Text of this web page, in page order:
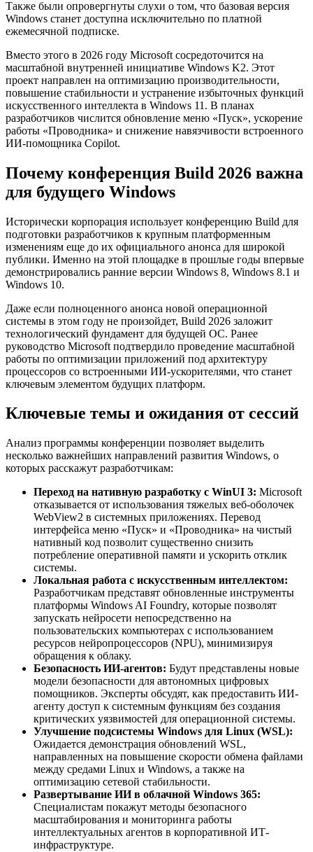
Также были опровергнуты слухи о том, что базовая версия
Windows станет доступна исключительно по платной
ежемесячной подписке.
Вместо этого в 2026 году Microsoft сосредоточится на
масштабной внутренней инициативе Windows K2. Этот
проект направлен на оптимизацию производительности,
повышение стабильности и устранение избыточных функций
искусственного интеллекта в Windows 11. В планах
разработчиков числится обновление меню «Пуск», ускорение
работы «Проводника» и снижение навязчивости встроенного
ИИ-помощника Copilot.
Почему конференция Build 2026 важна
для будущего Windows
Исторически корпорация использует конференцию Build для
подготовки разработчиков к крупным платформенным
изменениям еще до их официального анонса для широкой
публики. Именно на этой площадке в прошлые годы впервые
демонстрировались ранние версии Windows 8, Windows 8.1 и
Windows 10.
Даже если полноценного анонса новой операционной
системы в этом году не произойдет, Build 2026 заложит
технологический фундамент для будущей ОС. Ранее
руководство Microsoft подтвердило проведение масштабной
работы по оптимизации приложений под архитектуру
процессоров со встроенными ИИ-ускорителями, что станет
ключевым элементом будущих платформ.
Ключевые темы и ожидания от сессий
Анализ программы конференции позволяет выделить
несколько важнейших направлений развития Windows, о
которых расскажут разработчикам:
Переход на нативную разработку с WinUI 3: Microsoft
отказывается от использования тяжелых веб-оболочек
WebView2 в системных приложениях. Перевод
интерфейса меню «Пуск» и «Проводника» на чистый
нативный код позволит существенно снизить
потребление оперативной памяти и ускорить отклик
системы.
Локальная работа с искусственным интеллектом:
Разработчикам представят обновленные инструменты
платформы Windows AI Foundry, которые позволят
запускать нейросети непосредственно на
пользовательских компьютерах с использованием
ресурсов нейропроцессоров (NPU), минимизируя
обращения к облаку.
Безопасность ИИ-агентов: Будут представлены новые
модели безопасности для автономных цифровых
помощников. Эксперты обсудят, как предоставить ИИ-
агенту доступ к системным функциям без создания
критических уязвимостей для операционной системы.
Улучшение подсистемы Windows для Linux (WSL):
Ожидается демонстрация обновлений WSL,
направленных на повышение скорости обмена файлами
между средами Linux и Windows, а также на
оптимизацию сетевой стабильности.
Развертывание ИИ в облачной Windows 365:
Специалистам покажут методы безопасного
масштабирования и мониторинга работы
интеллектуальных агентов в корпоративной ИТ-
инфраструктуре.